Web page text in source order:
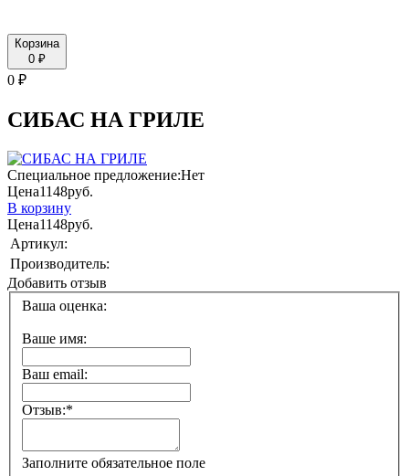
Корзина
0 ₽
0 ₽
СИБАС НА ГРИЛЕ
Специальное предложение:Нет
Цена1148руб.
В корзину
Цена1148руб.
Артикул:
Производитель:
Добавить отзыв
Ваша оценка:
Ваше имя:
Ваш email:
Отзыв:*
Заполните обязательное поле